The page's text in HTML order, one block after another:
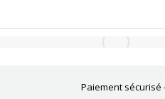
Paiement sécurisé